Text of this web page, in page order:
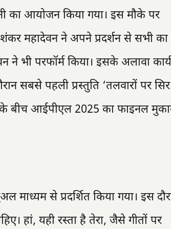
आयोजन किया गया। इस मौके पर
महादेवन ने अपने प्रदर्शन से सभी का
ने भी परफॉर्म किया। इसके अलावा
सबसे पहली प्रस्तुति ‘तलवारों पर सिर
के बीच आईपीएल 2025 का फाइनल
माध्यम से प्रदर्शित किया गया। इस
हां, यही रस्ता है तेरा, जैसे गीतों पर